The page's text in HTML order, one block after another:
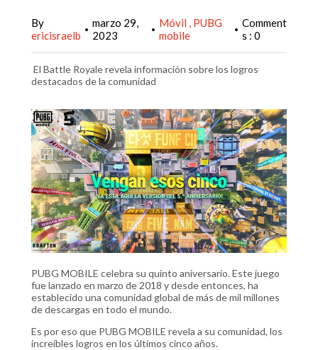
By
ericisraelb • marzo 29,
2023
• Móvil
PUBG
mobile
• Comment
s : 0
El Battle Royale revela información sobre los logros
destacados de la comunidad
PUBG MOBILE celebra su quinto aniversario. Este juego
fue lanzado en marzo de 2018 y desde entonces, ha
establecido una comunidad global de más de mil millones
de descargas en todo el mundo.
Es por eso que PUBG MOBILE revela a su comunidad, los
increíbles logros en los últimos cinco años.